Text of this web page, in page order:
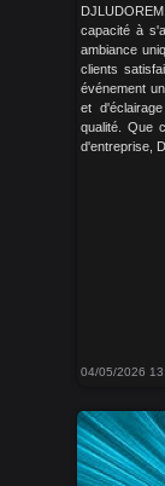
capacité à
ambiance
clients
événement
et
qualité. Que
d'entreprise,
04/05/2026